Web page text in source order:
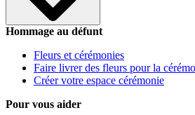
Hommage au défunt
Fleurs et cérémonies
Faire livrer des fleurs pour la
Créer votre espace cérémonie
Pour vous aider